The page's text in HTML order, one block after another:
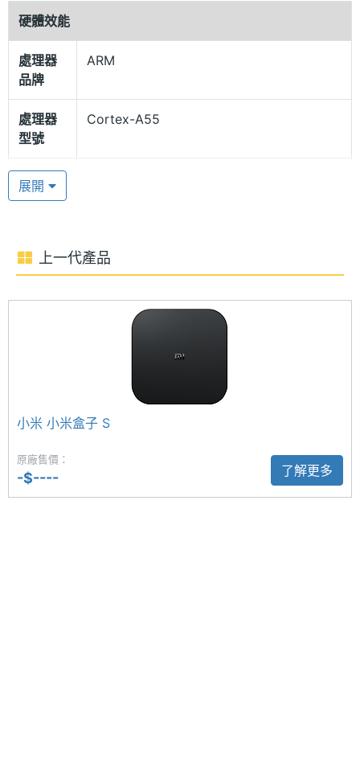
Xiaomi 小米盒子 S（第二代）採用輕薄圓角矩形外觀
造型設計，運行 Google TV 作業系統，內建 Cortex-
A55 四核心處理器、2GB RAM + 8GB ROM ；支援
機、平板、筆電上的畫面同步投放到大螢幕上觀賞。
快捷遙控器
Xiaomi 小米盒子 S（第二代）配備 360 度藍牙與紅外
鍵，可進行選單、回主畫面、音量控制、播放暫停、
喚醒 Google 助理等操作，並另外設有 Netflix、
Prime video 快捷鍵，可快速開啟影音平台功能。
您的應用程式和訂閱中的電影、節目等更多內容整合
在一起，推薦豐富、感興趣的影音內容； 更能經由
Google 語音操控去搜尋電影、串流應用程式、播放音
樂，以及控制電視，還有控制智慧家庭裝置等更多功
硬體效能
處理器
品牌
ARM
處理器
型號
Cortex-A55
處理器
核心數
理器
連接與應用
Wi-Fi
展開
上一代產品
小米 小米盒子 S
原廠售價：
-$---- 了解更多